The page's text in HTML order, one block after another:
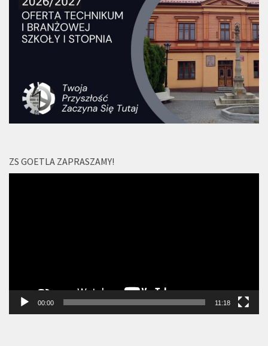
ZS GOETLA ZAPRASZAMY!
00:00 11:18